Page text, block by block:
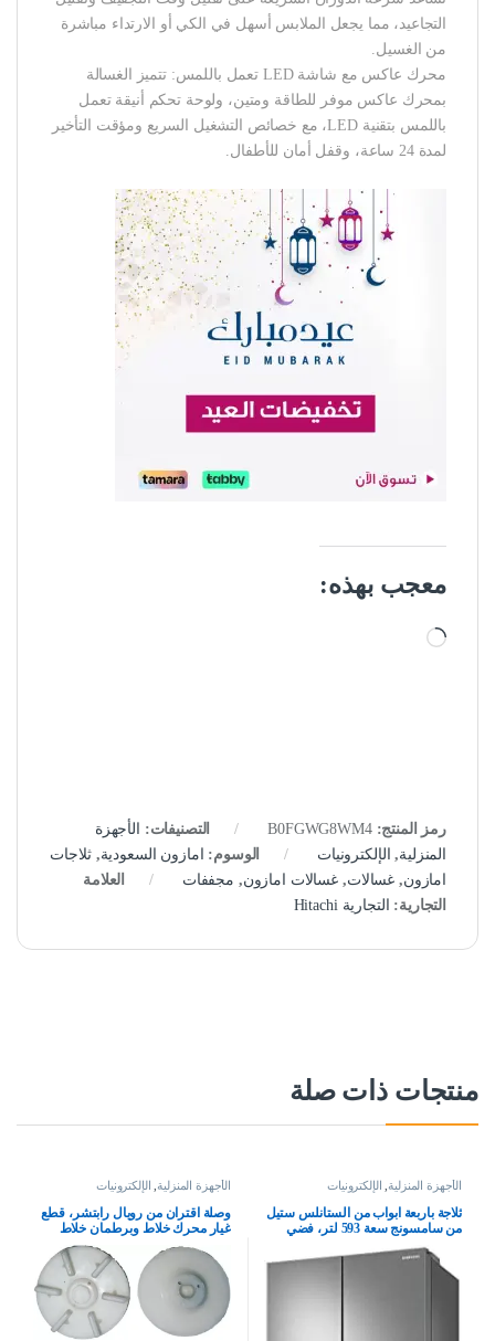
التجاعيد، مما يجعل الملابس أسهل في الكي أو الارتداء مباشرة
من الغسيل.
محرك عاكس مع شاشة LED تعمل باللمس: تتميز الغسالة
بمحرك عاكس موفر للطاقة ومتين، ولوحة تحكم أنيقة تعمل
باللمس بتقنية LED، مع خصائص التشغيل السريع ومؤقت التأخير
لمدة 24 ساعة، وقفل أمان للأطفال.
معجب بهذه:
جاري التحميل…
رمز المنتج:B0FGWG8WM4 التصنيفات: الأجهزة
المنزلية, الإلكترونيات الوسوم: امازون السعودية,ثلاجات
امازون, غسالات, غسالات امازون, مجففات
العلامة
التجارية: التجارية Hitachi
منتجات ذات صلة
الأجهزة المنزلية, الإلكترونيات
ثلاجة باربعة ابواب من الستانلس ستيل
من سامسونج سعة 593 لتر، فضي
الأجهزة المنزلية, الإلكترونيات
وصلة اقتران من رويال رابتشر، قطع
غيار محرك خلاط وبرطمان خلاط
للخلاط الهندي المطحنة والعصارة
(مقرنة 5)